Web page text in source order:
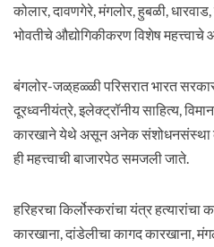
कोलार, दावणगेरे, मंगलोर, हुबळी,
भोवतीचे औद्योगिकीकरण विशेष महत्त्वाचे
बंगलोर-जळ्‌हळ्ळी परिसरात भारत
दूरध्वनीयंत्रे, इलेक्ट्रॉनीय साहित्य,
कारखाने येथे असून अनेक संशोधनसंस्था
ही महत्त्वाची बाजारपेठ समजली जाते.
हरिहरचा किर्लोस्करांचा यंत्र हत्यारांचा
कारखाना, दांडेलीचा कागद कारखाना,